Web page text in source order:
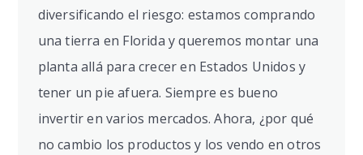
diversificando el riesgo: estamos comprando
una tierra en Florida y queremos montar una
planta allá para crecer en Estados Unidos y
tener un pie afuera. Siempre es bueno
invertir en varios mercados. Ahora, ¿por qué
no cambio los productos y los vendo en otros